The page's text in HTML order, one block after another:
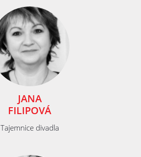
JANA
FILIPOVÁ
Tajemnice divadla